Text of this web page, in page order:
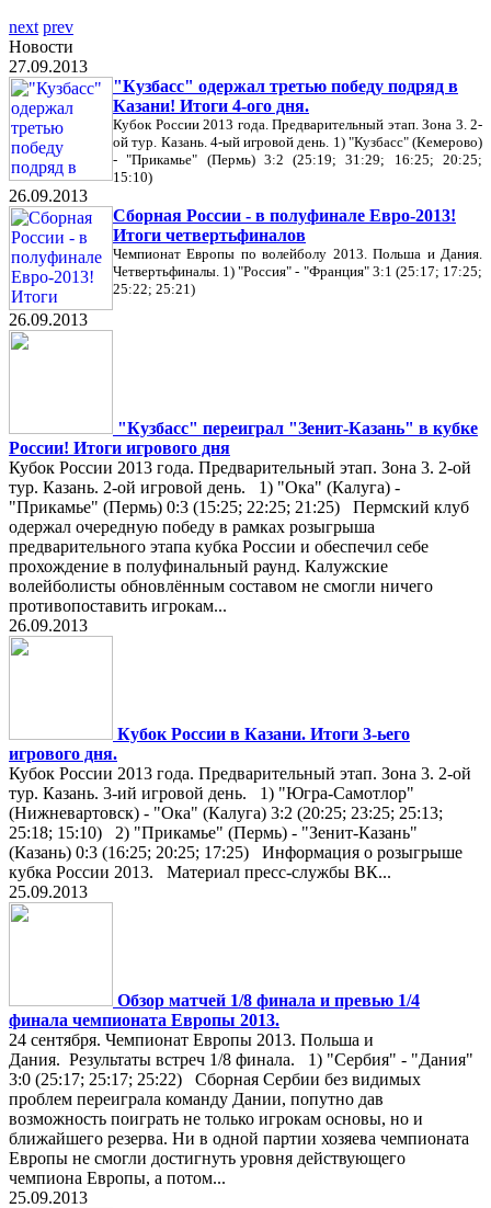
next prev
Новости
27.09.2013
"Кузбасс" одержал третью победу подряд в
Казани! Итоги 4-ого дня.
Кубок России 2013 года. Предварительный этап. Зона 3. 2-
ой тур. Казань. 4-ый игровой день. 1) "Кузбасс" (Кемерово)
- "Прикамье" (Пермь) 3:2 (25:19; 31:29; 16:25; 20:25;
15:10)
26.09.2013
Сборная России - в полуфинале Евро-2013!
Итоги четвертьфиналов
Чемпионат Европы по волейболу 2013. Польша и Дания.
Четвертьфиналы. 1) "Россия" - "Франция" 3:1 (25:17; 17:25;
25:22; 25:21)
26.09.2013
"Кузбасс" переиграл "Зенит-Казань" в кубке
России! Итоги игрового дня
Кубок России 2013 года. Предварительный этап. Зона 3. 2-ой
тур. Казань. 2-ой игровой день. 1) "Ока" (Калуга) -
"Прикамье" (Пермь) 0:3 (15:25; 22:25; 21:25) Пермский клуб
одержал очередную победу в рамках розыгрыша
предварительного этапа кубка России и обеспечил себе
прохождение в полуфинальный раунд. Калужские
волейболисты обновлённым составом не смогли ничего
противопоставить игрокам...
26.09.2013
Кубок России в Казани. Итоги 3-ьего
игрового дня.
Кубок России 2013 года. Предварительный этап. Зона 3. 2-ой
тур. Казань. 3-ий игровой день. 1) "Югра-Самотлор"
(Нижневартовск) - "Ока" (Калуга) 3:2 (20:25; 23:25; 25:13;
25:18; 15:10) 2) "Прикамье" (Пермь) - "Зенит-Казань"
(Казань) 0:3 (16:25; 20:25; 17:25) Информация о розыгрыше
кубка России 2013. Материал пресс-службы ВК...
25.09.2013
Обзор матчей 1/8 финала и превью 1/4
финала чемпионата Европы 2013.
24 сентября. Чемпионат Европы 2013. Польша и
Дания. Результаты встреч 1/8 финала. 1) "Сербия" - "Дания"
3:0 (25:17; 25:17; 25:22) Сборная Сербии без видимых
проблем переиграла команду Дании, попутно дав
возможность поиграть не только игрокам основы, но и
ближайшего резерва. Ни в одной партии хозяева чемпионата
Европы не смогли достигнуть уровня действующего
чемпиона Европы, а потом...
25.09.2013